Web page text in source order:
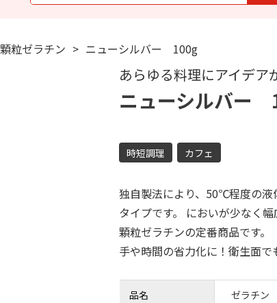
顆粒ゼラチン ニューシルバー 100g
あらゆる料理にアイデア
ニューシルバー
時短調理 カフェ
独自製法により、50℃程度の
タイプです。 においが少なく幅
顆粒ゼラチンの定番商品です
手や時間の省力化に！衛生面で
品名 ゼラチン